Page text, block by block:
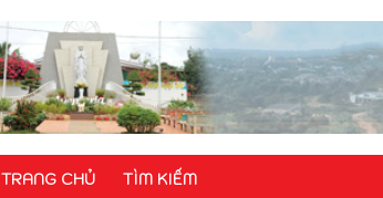
TRANG CHỦ TÌM KIẾM